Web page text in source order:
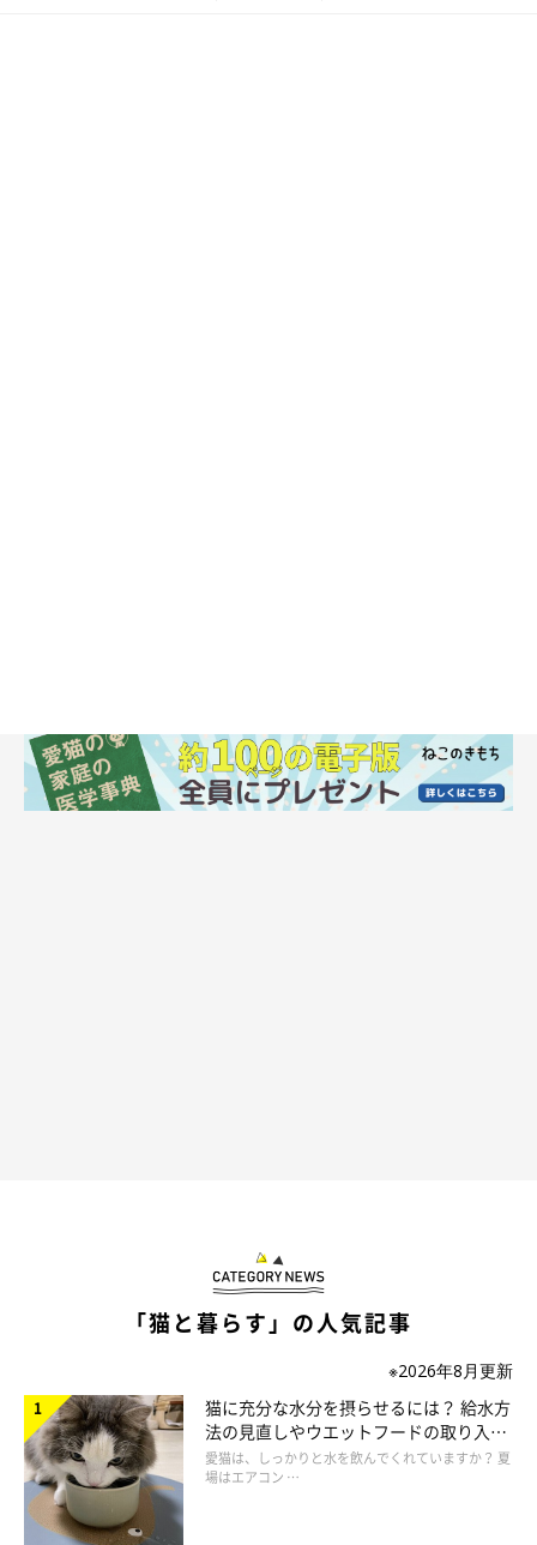
あまり動かなくていい(笑)遊びなので私は楽チン♪ですし、うず
らも楽しそうなので、一石二鳥です！
「猫と暮らす」の人気記事
※2026年8月更新
猫に充分な水分を摂らせるには？ 給水方
法の見直しやウエットフードの取り入れ
方を解説
愛猫は、しっかりと水を飲んでくれていますか？ 夏
場はエアコン …